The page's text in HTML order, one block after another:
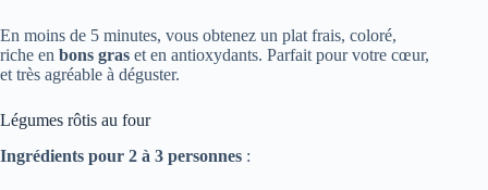
En moins de 5 minutes, vous obtenez un plat frais, coloré,
riche en bons gras et en antioxydants. Parfait pour votre cœur,
et très agréable à déguster.
Légumes rôtis au four
Ingrédients pour 2 à 3 personnes :